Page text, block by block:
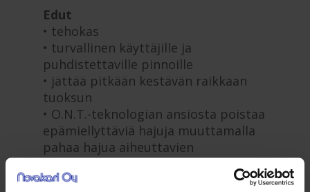
Edut
• tehokas
• turvallinen käyttäjille ja
puhdistettaville pinnoille
• jättää pitkään kestävän raikkaan
tuoksun
• O.N.T.-teknologian ansiosta poistaa
epämiellyttäviä hajuja muuttamalla
pahaa hajua aiheuttavien
hajumolekyylien rakennetta
Käyttö